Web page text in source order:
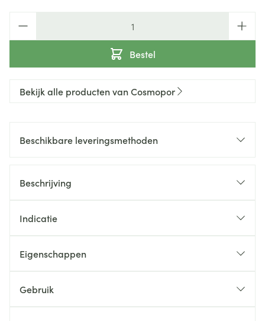
Bestel
Bekijk alle producten van Cosmopor
Beschikbare leveringsmethoden
Beschrijving
Indicatie
Eigenschappen
Gebruik